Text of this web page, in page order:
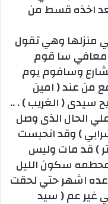
بعد اخذه قسط من
منزلها وهي تقول
معافي سا قوم
وسافوم يوم
من عند ( امين
سيدى ( الغريب ) . ..
الحال الذى وصل
) وقد انحبست
) قد مات وليس
سكون الليل
اشهر حتي لحقت
غير عم ( سيد